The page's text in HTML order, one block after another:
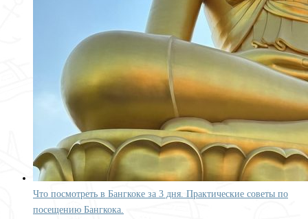
Что посмотреть в Бангкоке за 3 дня. Практические советы по
посещению Бангкока.